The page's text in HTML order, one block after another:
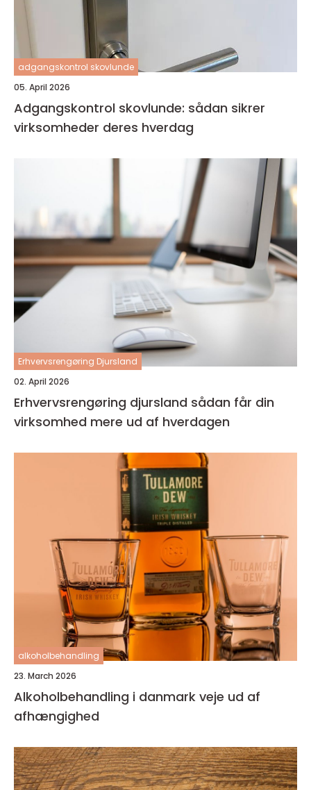
adgangskontrol skovlunde
05. April 2026
Adgangskontrol skovlunde: sådan sikrer
virksomheder deres hverdag
Erhvervsrengøring Djursland
02. April 2026
Erhvervsrengøring djursland sådan får din
virksomhed mere ud af hverdagen
alkoholbehandling
23. March 2026
Alkoholbehandling i danmark veje ud af
afhængighed